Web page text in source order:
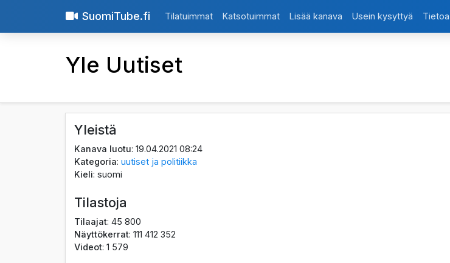
SuomiTube.fi Tilatuimmat Katsotuimmat Lisää kanava Usein kysyttyä Tietoa
Yle Uutiset
Yleistä
Kanava luotu: 19.04.2021 08:24
Kategoria:uutiset ja politiikka
Kieli: suomi
Tilastoja
Tilaajat: 45 800
Näyttökerrat: 111 412 352
Videot: 1 579